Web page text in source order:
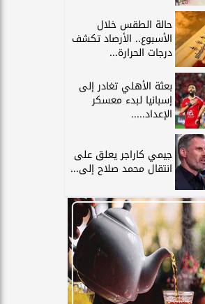
حالة الطقس خلال
الأسبوع.. الأرصاد تكشف
درجات الحرارة...
بعثة الأهلي تغادر إلى
إسبانيا لبدء معسكر
الإعداد.....
جيمي كاراجر يعلق على
انتقال محمد صلاح إلى...